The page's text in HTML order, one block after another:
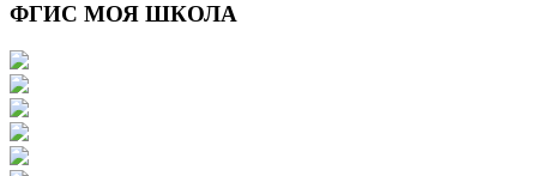
ФГИС МОЯ ШКОЛА